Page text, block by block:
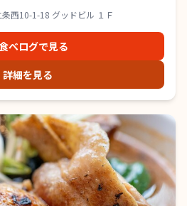
西10-1-18 グッドビル １Ｆ
べログで見る
詳細を見る